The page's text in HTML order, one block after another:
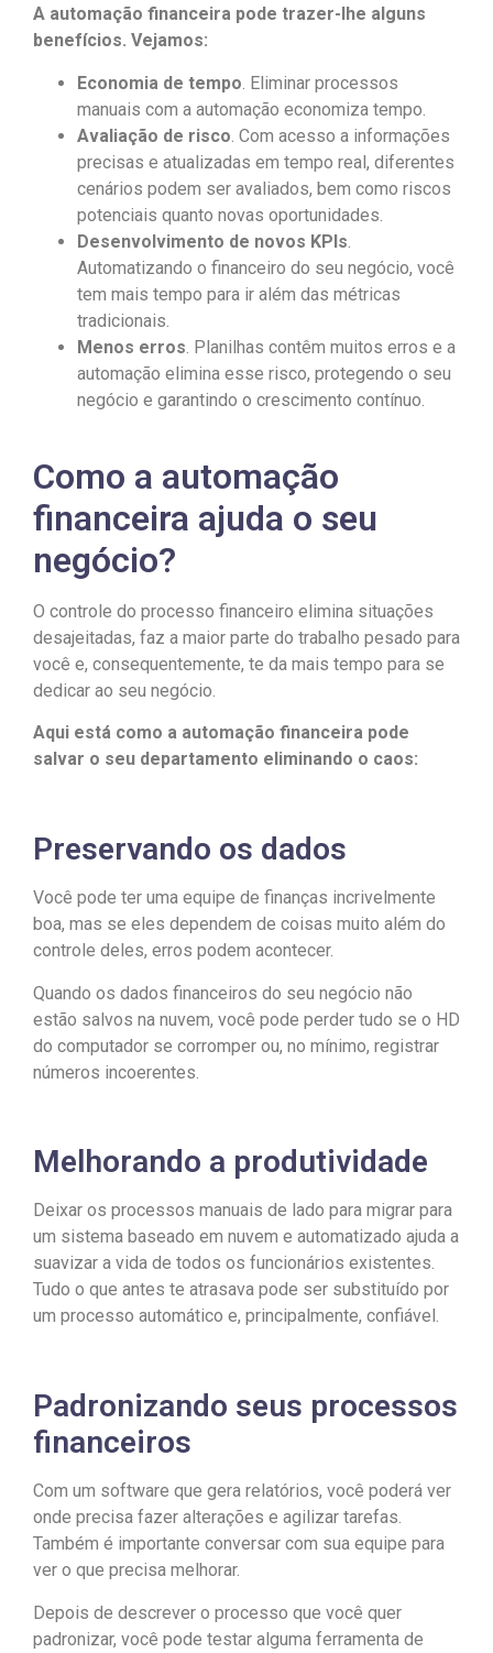
A automação financeira pode trazer-lhe alguns
benefícios. Vejamos:
Economia de tempo . Eliminar processos
manuais com a automação economiza tempo.
Avaliação de risco . Com acesso a informações
precisas e atualizadas em tempo real, diferentes
cenários podem ser avaliados, bem como riscos
potenciais quanto novas oportunidades.
Desenvolvimento de novos KPIs
Automatizando o financeiro do seu negócio, você
tem mais tempo para ir além das métricas
tradicionais.
Menos erros . Planilhas contêm muitos erros e a
automação elimina esse risco, protegendo o seu
negócio e garantindo o crescimento contínuo.
Como a automação
financeira ajuda o seu
negócio?
O controle do processo financeiro elimina situações
desajeitadas, faz a maior parte do trabalho pesado para
você e, consequentemente, te da mais tempo para se
dedicar ao seu negócio.
Aqui está como a automação financeira pode
salvar o seu departamento eliminando o caos:
Preservando os dados
Você pode ter uma equipe de finanças incrivelmente
boa, mas se eles dependem de coisas muito além do
controle deles, erros podem acontecer.
Quando os dados financeiros do seu negócio não
estão salvos na nuvem, você pode perder tudo se o HD
do computador se corromper ou, no mínimo, registrar
números incoerentes.
Melhorando a produtividade
Deixar os processos manuais de lado para migrar para
um sistema baseado em nuvem e automatizado ajuda a
suavizar a vida de todos os funcionários existentes.
Tudo o que antes te atrasava pode ser substituído por
um processo automático e, principalmente, confiável.
Padronizando seus processos
financeiros
Com um software que gera relatórios, você poderá ver
onde precisa fazer alterações e agilizar tarefas.
Também é importante conversar com sua equipe para
ver o que precisa melhorar.
Depois de descrever o processo que você quer
padronizar, você pode testar alguma ferramenta de